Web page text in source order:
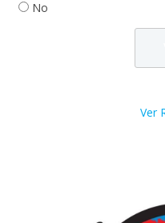
No
Ver